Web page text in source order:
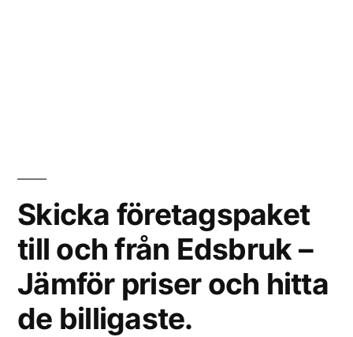
Skicka företagspaket
till och från Edsbruk –
Jämför priser och hitta
de billigaste.